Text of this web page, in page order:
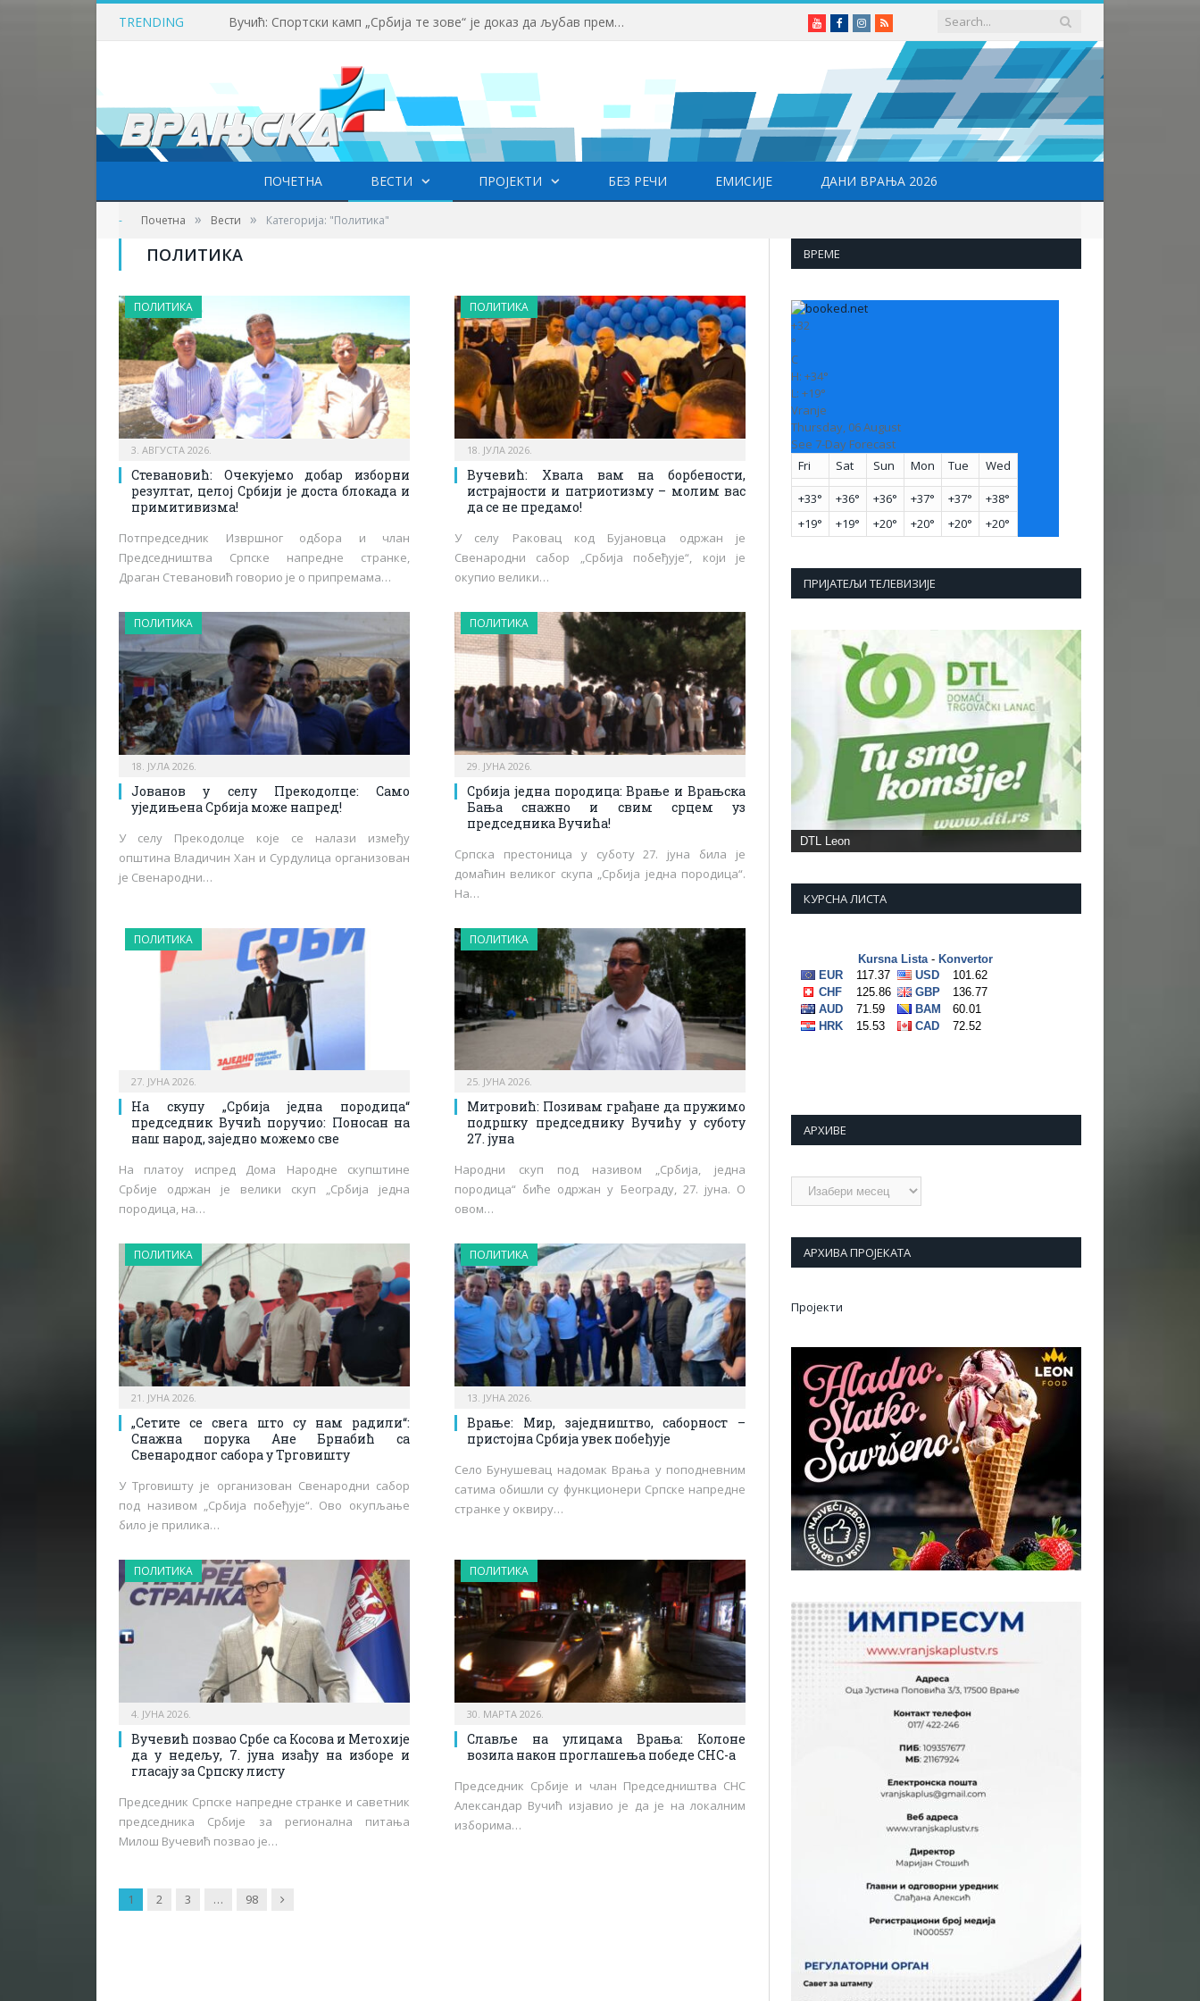
TRENDING Редовне акције добровољног давања крви обезбеђују стабилне залихе крви YoutubeFacebookInstagram
RSS
ПОЧЕТНА ВЕСТИ ПРОЈЕКТИ БЕЗ РЕЧИ ЕМИСИЈЕ ДАНИ ВРАЊА 2026
- Почетна » Вести » Категорија: "Политика"
ПОЛИТИКА
ПОЛИТИКА
3. АВГУСТА 2026.
Стевановић: Очекујемо добар изборни
резултат, целој Србији је доста блокада и
примитивизма!
Потпредседник Извршног одбора и члан
Председништва Српске напредне странке,
Драган Стевановић говорио је о припремама…
ПОЛИТИКА
18. ЈУЛА 2026.
Вучевић: Хвала вам на борбености,
истрајности и патриотизму – молим вас
да се не предамо!
У селу Раковац код Бујановца одржан је
Свенародни сабор „Србија побеђује“, који је
окупио велики…
ПОЛИТИКА
18. ЈУЛА 2026.
Јованов у селу Прекодолце: Само
уједињена Србија може напред!
У селу Прекодолце које се налази између
општина Владичин Хан и Сурдулица организован
је Свенародни…
ПОЛИТИКА
29. ЈУНА 2026.
Србија једна породица: Врање и Врањска
Бања снажно и свим срцем уз
председника Вучића!
Српска престоница у суботу 27. јуна била је
домаћин великог скупа „Србија једна породица“.
На…
ПОЛИТИКА
27. ЈУНА 2026.
На скупу „Србија једна породица“
председник Вучић поручио: Поносан на
наш народ, заједно можемо све
На платоу испред Дома Народне скупштине
Србије одржан је велики скуп „Србија једна
породица, на…
ПОЛИТИКА
25. ЈУНА 2026.
Митровић: Позивам грађане да пружимо
подршку председнику Вучићу у суботу
27. јуна
Народни скуп под називом „Србија, једна
породица“ биће одржан у Београду, 27. јуна. О
овом…
ПОЛИТИКА
21. ЈУНА 2026.
„Сетите се свега што су нам радили“:
Снажна порука Ане Брнабић са
Свенародног сабора у Трговишту
У Трговишту је организован Свенародни сабор
под називом „Србија побеђује“. Ово окупљање
било је прилика…
ПОЛИТИКА
13. ЈУНА 2026.
Врање: Мир, заједништво, саборност –
пристојна Србија увек побеђује
Село Бунушевац надомак Врања у поподневним
сатима обишли су функционери Српске напредне
странке у оквиру…
ПОЛИТИКА
4. ЈУНА 2026.
Вучевић позвао Србе са Косова и Метохије
да у недељу, 7. јуна изађу на изборе и
гласају за Српску листу
Председник Српске напредне странке и саветник
председника Србије за регионална питања
Милош Вучевић позвао је…
ПОЛИТИКА
30. МАРТА 2026.
Славље на улицама Врања: Колоне
возила након проглашења победе СНС-а
Председник Србије и члан Председништва СНС
Александар Вучић изјавио је да је на локалним
изборима…
1 2 3 … 98 Next
ВРЕМЕ
+32
°
C
H: +34°
L: +19°
Vranje
Thursday, 06 August
See 7-Day Forecast
Fri
Sat Sun Mon Tue Wed
+33° +36° +36° +37° +37° +38°
+19° +19° +20° +20° +20° +20°
ПРИЈАТЕЉИ ТЕЛЕВИЗИЈЕ
КУРСНА ЛИСТА
АРХИВЕ
Архиве
АРХИВА ПРОЈЕКАТА
Пројекти